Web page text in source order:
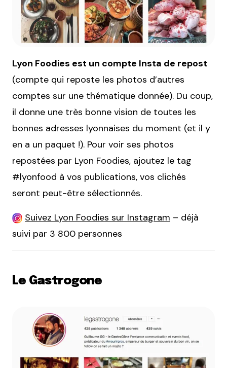
Lyon Foodies est un compte Insta de repost
(compte qui reposte les photos d’autres
comptes sur une thématique donnée). Du coup,
il donne une très bonne vision de toutes les
bonnes adresses lyonnaises du moment (et il y
en a un paquet !). Pour voir ses photos
repostées par Lyon Foodies, ajoutez le tag
#lyonfood à vos publications, vos clichés
seront peut-être sélectionnés.
Suivez Lyon Foodies sur Instagram – déjà
suivi par 3 800 personnes
Le Gastrogone